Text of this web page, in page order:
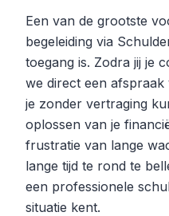
Een van de grootste
begeleiding via
toegang is. Zodra jij je
we direct een
je zonder vertraging
oplossen van je
frustratie van lange
lange tijd te rond te
een professionele
situatie kent.